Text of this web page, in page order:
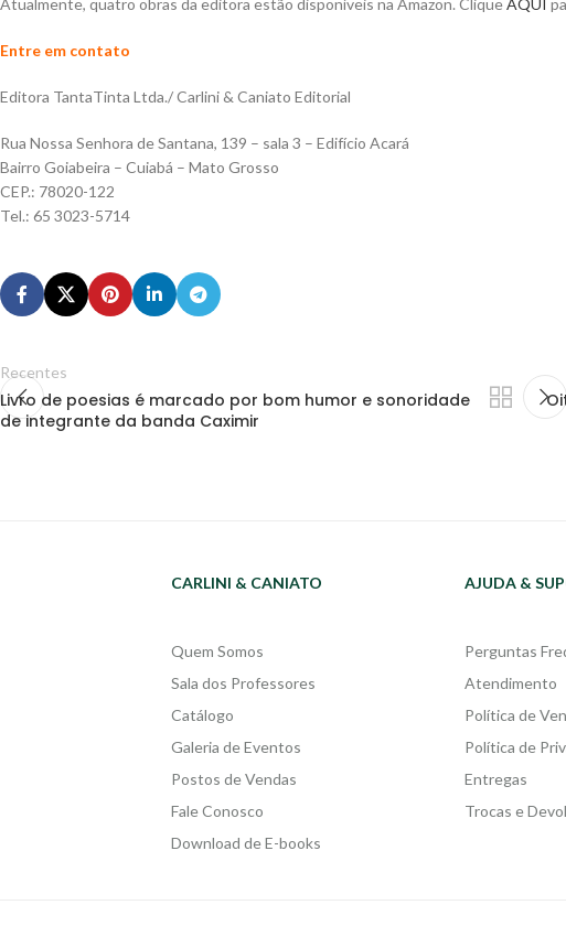
Atualmente, quatro obras da editora estão disponíveis na Amazon. CliqueAQUI
Entre em contato
Editora TantaTinta Ltda./ Carlini & Caniato Editorial
Rua Nossa Senhora de Santana, 139 – sala 3 – Edifício Acará
Bairro Goiabeira – Cuiabá – Mato Grosso
CEP.: 78020-122
Tel.: 65 3023-5714
Recentes
Livro de poesias é marcado por bom humor e sonoridade
de integrante da banda Caximir
CARLINI & CANIATO
Quem Somos
Sala dos Professores
Catálogo
Galeria de Eventos
Postos de Vendas
Fale Conosco
Download de E-books
AJUDA &
Perguntas
Atendimento
Política de
Política de
Entregas
Trocas e